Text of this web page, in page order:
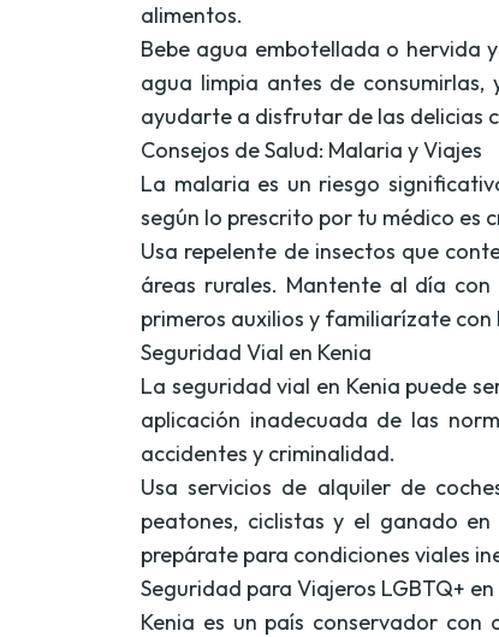
alimentos.
Bebe agua embotellada o hervida
agua limpia antes de
ayudarte a disfrutar de las delicias
Consejos de Salud: Malaria y Viajes
La malaria es un riesgo
según lo prescrito por tu médico
Usa repelente de insectos que
áreas rurales. Mantente al día
primeros auxilios y familiarízate
Seguridad Vial en Kenia
La seguridad vial en Kenia puede
aplicación inadecuada de las
accidentes y criminalidad.
Usa servicios de alquiler de
peatones, ciclistas y el ganado
prepárate para condiciones viales
Seguridad para Viajeros LGBTQ+ en
Kenia es un país conservador con